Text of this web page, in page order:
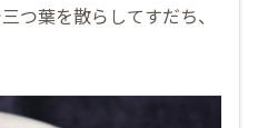
つ葉を散らしてすだち、